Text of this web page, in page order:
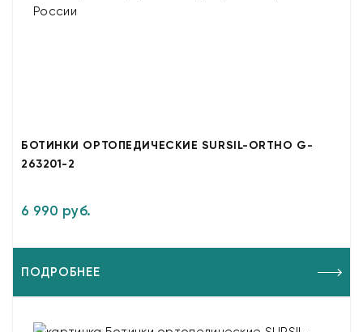
БОТИНКИ ОРТОПЕДИЧЕСКИЕ SURSIL-ORTHO G-
263201-2
6 990 руб.
ПОДРОБНЕЕ